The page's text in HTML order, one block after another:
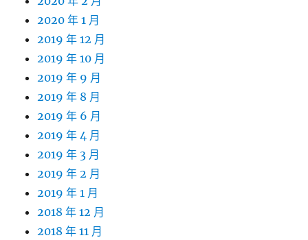
2020 年 1 月
2019 年 12 月
2019 年 10 月
2019 年 9 月
2019 年 8 月
2019 年 6 月
2019 年 4 月
2019 年 3 月
2019 年 2 月
2019 年 1 月
2018 年 12 月
2018 年 11 月